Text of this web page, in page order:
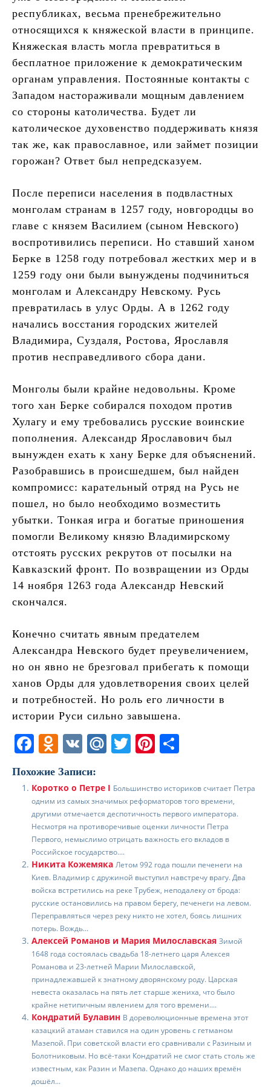
республиках, весьма пренебрежительно
относящихся к княжеской власти в принципе.
Княжеская власть могла превратиться в
бесплатное приложение к демократическим
органам управления. Постоянные контакты с
Западом настораживали мощным давлением
со стороны католичества. Будет ли
католическое духовенство поддерживать князя
так же, как православное, или займет позиции
горожан? Ответ был непредсказуем.
После переписи населения в подвластных
монголам странам в 1257 году, новгородцы во
главе с князем Василием (сыном Невского)
воспротивились переписи. Но ставший ханом
Берке в 1258 году потребовал жестких мер и в
1259 году они были вынуждены подчиниться
монголам и Александру Невскому. Русь
превратилась в улус Орды. А в 1262 году
начались восстания городских жителей
Владимира, Суздаля, Ростова, Ярославля
против несправедливого сбора дани.
Монголы были крайне недовольны. Кроме
того хан Берке собирался походом против
Хулагу и ему требовались русские воинские
пополнения. Александр Ярославович был
вынужден ехать к хану Берке для объяснений.
Разобравшись в происшедшем, был найден
компромисс: карательный отряд на Русь не
пошел, но было необходимо возместить
убытки. Тонкая игра и богатые приношения
помогли Великому князю Владимирскому
отстоять русских рекрутов от посылки на
Кавказский фронт. По возвращении из Орды
14 ноября 1263 года Александр Невский
скончался.
Конечно считать явным предателем
Александра Невского будет преувеличением,
но он явно не брезговал прибегать к помощи
ханов Орды для удовлетворения своих целей
и потребностей. Но роль его личности в
истории Руси сильно завышена.
F
c
e
b
o
o
k
O
d
n
o
kl
a
ss
ni
ki
V M
l.
R
u
T
itt
er
Pi
er
e
st
п
р
а
в
и
т
ь
Похожие Записи:
Коротко о Петре I Большинство историков считает Петра
одним из самых значимых реформаторов того времени,
другими отмечается деспотичность первого императора.
Несмотря на противоречивые оценки личности Петра
Первого, немыслимо отрицать важность его вкладов в
Российское государство....
Никита Кожемяка Летом 992 года пошли печенеги на
Киев. Владимир с дружиной выступил навстречу врагу. Два
войска встретились на реке Трубеж, неподалеку от брода:
русские остановились на правом берегу, печенеги на левом.
Переправляться через реку никто не хотел, боясь лишних
потерь. Вождь...
Алексей Романов и Мария Милославская Зимой
1648 года состоялась свадьба 18-летнего царя Алексея
Романова и 23-летней Марии Милославской,
принадлежавшей к знатному дворянскому роду. Царская
невеста оказалась на пять лет старше жениха, что было
крайне нетипичным явлением для того времени....
Кондратий Булавин В дореволюционные времена этот
казацкий атаман ставился на один уровень с гетманом
Мазепой. При советской власти его сравнивали с Разиным и
Болотниковым. Но всё-таки Кондратий не смог стать столь же
известным, как Разин и Мазепа. Однако до наших времён
дошёл...